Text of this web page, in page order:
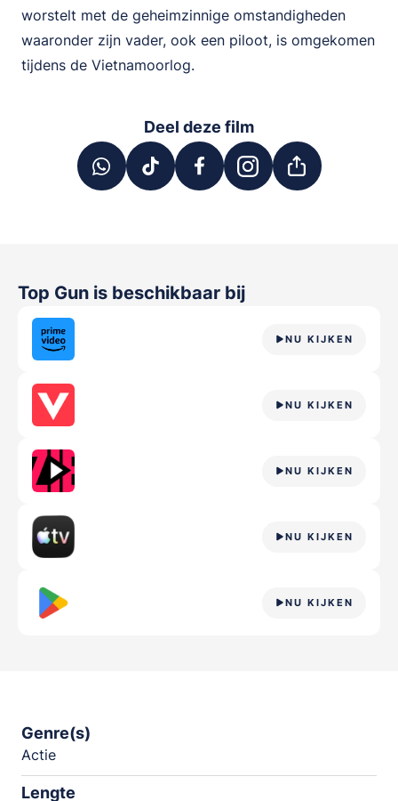
worstelt met de geheimzinnige omstandigheden
waaronder zijn vader, ook een piloot, is omgekomen
tijdens de Vietnamoorlog.
Deel deze film
Top Gun is beschikbaar bij
NU KIJKEN
NU KIJKEN
NU KIJKEN
NU KIJKEN
NU KIJKEN
Genre(s)
Actie
Lengte